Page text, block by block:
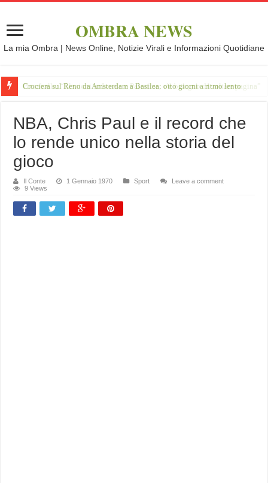
OMBRA NEWS
La mia Ombra | News Online, Notizie Virali e Informazioni Quotidiane
Crociera sul Reno da Amsterdam a Basilea: otto giorni a ritmo lento
NBA, Chris Paul e il record che
lo rende unico nella storia del
gioco
Il Conte 1 Gennaio 1970 Sport
Leave a comment
9 Views